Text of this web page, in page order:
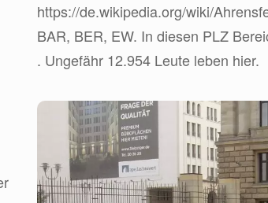
https://de.wikipedia.org/wiki/
BAR, BER, EW. In diesen PLZ
. Ungefähr 12.954 Leute leben hier.